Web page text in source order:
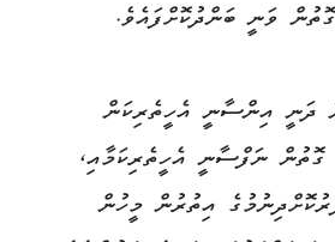
ވަނީ ބަންދުކޮށްފައެވެ.
ދަނީ އިންސާނީ އެހީތެރިކަން
ގޮތުން ނަފްސާނީ އެހީތެރިކަމާއި،
އިތުރުން މީހުން